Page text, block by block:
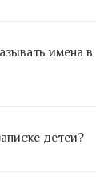
имена в
детей?